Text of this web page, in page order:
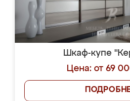
Шкаф-купе
Цена: от 69